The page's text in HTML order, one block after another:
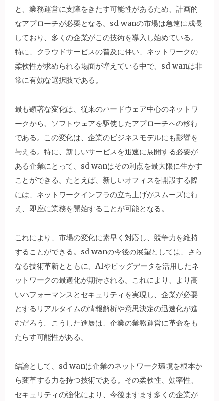
と、業務運営に支障をきたす可能性があるため、計画的
なアプローチが必要となる。sd wanの市場は急速に成長
しており、多くの企業がこの技術を導入し始めている。
特に、クラウドサービスの普及に伴い、ネットワークの
柔軟性が求められる場面が増えている中で、sd wanは非
常に有効な選択肢である。
最も顕著な変化は、従来のハードウェア中心のネットワ
ークから、ソフトウェアを駆使したアプローチへの移行
である。この変化は、企業のビジネスモデルにも影響を
与える。特に、新しいサービスを迅速に展開する必要が
ある企業にとって、sd wanはその利点を最大限に生かす
ことができる。たとえば、新しいオフィスを開設する際
には、ネットワークインフラの立ち上げがスムーズに行
え、即座に業務を開始することが可能となる。
これにより、市場の変化に素早く対応し、競争力を維持
することができる。sd wanの今後の展望としては、さら
なる技術革新とともに、AIやビッグデータを活用したネ
ットワークの最適化が期待される。これにより、より高
いパフォーマンスとセキュリティを実現し、企業が必要
とするリアルタイムの情報解析や意思決定の迅速化が進
むだろう。こうした進展は、企業の業務運営に革命をも
たらす可能性がある。
結論として、sd wanは企業のネットワーク環境を根本か
ら変革する力を持つ技術である。その柔軟性、効率性、
セキュリティの強化により、今後ますます多くの企業が